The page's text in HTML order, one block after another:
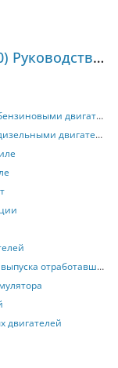
Volkswagen Passat B5 (1996-2000) Руководство по ремонту и техническому обслуживанию
двигателями
двигателями
отработавших газов
двигателей